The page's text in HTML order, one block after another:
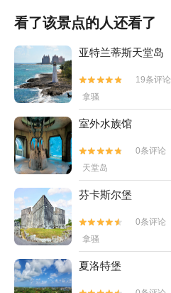
看了该景点的人还看了
亚特兰蒂斯天堂岛


19条评论
拿骚
室外水族馆


0条评论
天堂岛
芬卡斯尔堡


0条评论
拿骚
夏洛特堡